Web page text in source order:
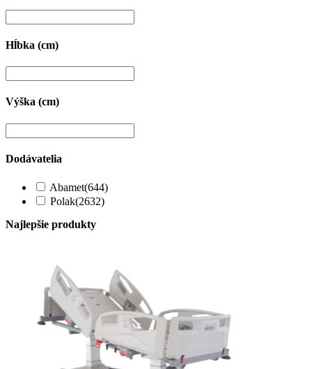
Hĺbka (cm)
Výška (cm)
Dodávatelia
Abamet(644)
Polak(2632)
Najlepšie produkty